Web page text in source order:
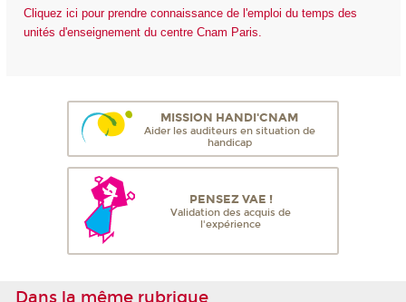
Cliquez ici pour prendre connaissance de l'emploi du temps des
unités d'enseignement du centre Cnam Paris.
MISSION HANDI'CNAM
Aider les auditeurs en situation de
handicap
PENSEZ VAE !
Validation des acquis de
l'expérience
Dans la même rubrique